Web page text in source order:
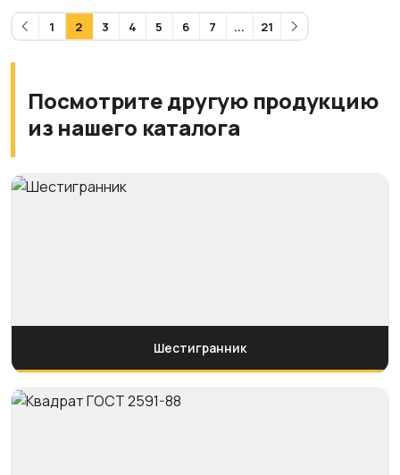
1 2 3 4 5 6 7 ... 21
Посмотрите другую продукцию
из нашего каталога
Шестигранник